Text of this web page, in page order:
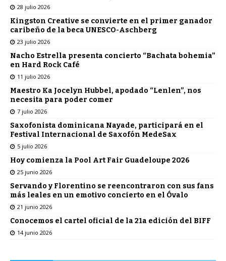
28 julio 2026
Kingston Creative se convierte en el primer ganador
caribeño de la beca UNESCO-Aschberg
23 julio 2026
Nacho Estrella presenta concierto “Bachata bohemia”
en Hard Rock Café
11 julio 2026
Maestro Ka Jocelyn Hubbel, apodado “Lenlen”, nos
necesita para poder comer
7 julio 2026
Saxofonista dominicana Nayade, participará en el
Festival Internacional de Saxofón MedeSax
5 julio 2026
Hoy comienza la Pool Art Fair Guadeloupe 2026
25 junio 2026
Servando y Florentino se reencontraron con sus fans
más leales en un emotivo concierto en el Óvalo
21 junio 2026
Conocemos el cartel oficial de la 21a edición del BIFF
14 junio 2026